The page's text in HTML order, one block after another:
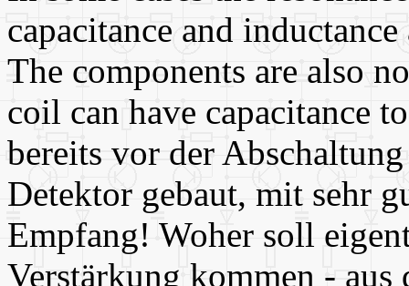
capacitance and
The components are also
coil can have capacitance
bereits vor der
Detektor gebaut, mit sehr
Empfang! Woher soll
Verstärkung kommen - aus